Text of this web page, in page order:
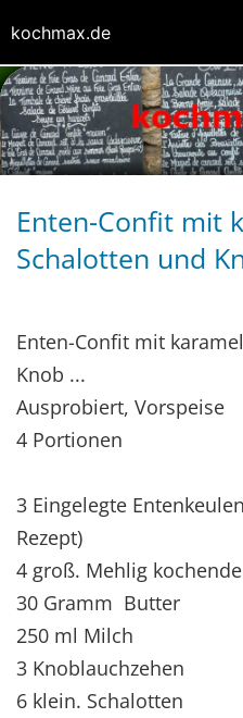
Enten-Confit mit
Schalotten und
Enten-Confit mit
Knob ...
Ausprobiert, Vorspeise
4 Portionen
3 Eingelegte
Rezept)
4 groß. Mehlig
30 Gramm Butter
250 ml Milch
3 Knoblauchzehen
6 klein. Schalotten
kochmax.de